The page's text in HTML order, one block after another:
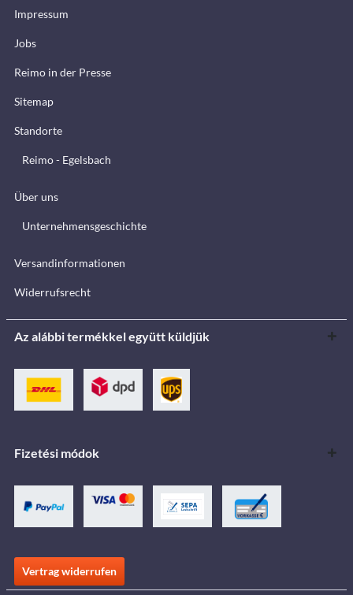
Impressum
Jobs
Reimo in der Presse
Sitemap
Standorte
Reimo - Egelsbach
Über uns
Unternehmensgeschichte
Versandinformationen
Widerrufsrecht
Az alábbi termékkel együtt küldjük
Fizetési módok
Vertrag widerrufen